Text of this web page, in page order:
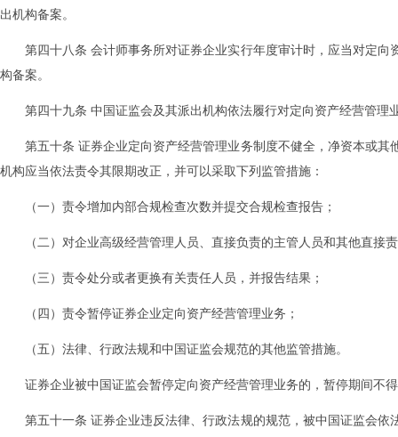
出机构备案。
第四十八条 会计师事务所对证券企业实行年度审计时，应当对定
构备案。
第四十九条 中国证监会及其派出机构依法履行对定向资产经营管
第五十条 证券企业定向资产经营管理业务制度不健全，净资本或
机构应当依法责令其限期改正，并可以采取下列监管措施：
（一）责令增加内部合规检查次数并提交合规检查报告；
（二）对企业高级经营管理人员、直接负责的主管人员和其他直接
（三）责令处分或者更换有关责任人员，并报告结果；
（四）责令暂停证券企业定向资产经营管理业务；
（五）法律、行政法规和中国证监会规范的其他监管措施。
证券企业被中国证监会暂停定向资产经营管理业务的，暂停期间不
第五十一条 证券企业违反法律、行政法规的规范，被中国证监会